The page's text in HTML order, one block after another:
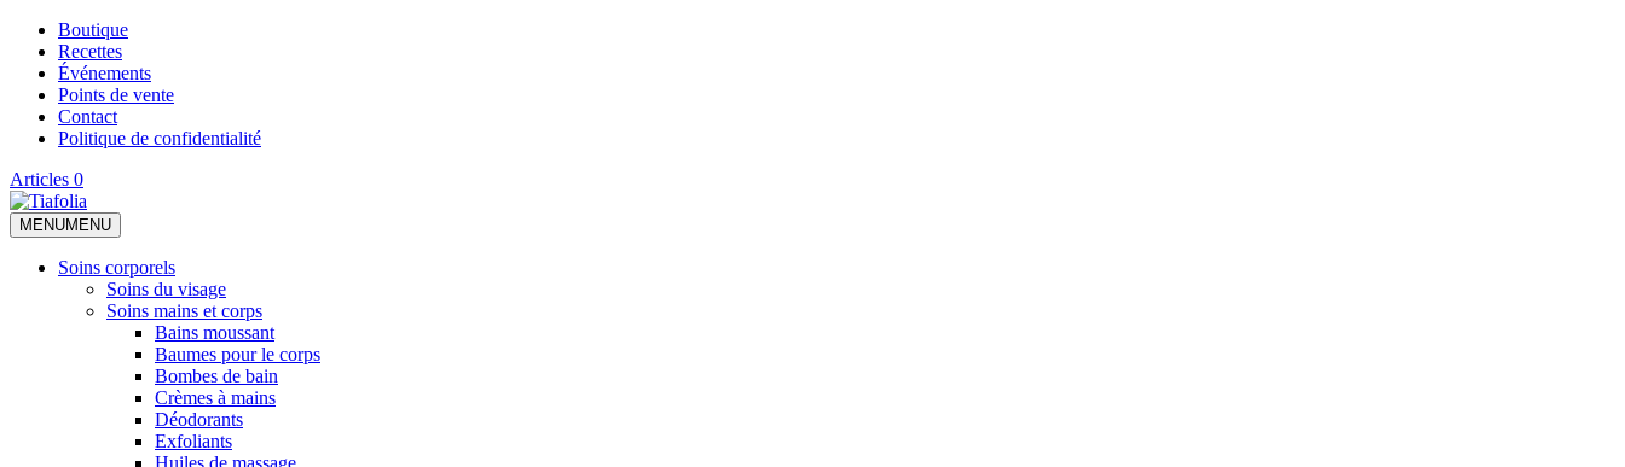
Boutique
Recettes
Événements
Points de vente
Contact
Politique de confidentialité
Articles 0
MENUMENU
Soins corporels
Soins du visage
Soins mains et corps
Bains moussant
Baumes pour le corps
Bombes de bain
Crèmes à mains
Déodorants
Exfoliants
Huiles de massage